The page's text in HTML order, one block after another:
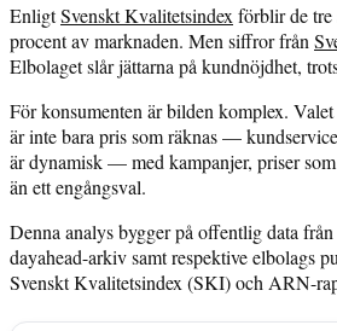
EnligtSvenskt Kvalitetsindex förblir de
procent av marknaden. Men siffror från
Elbolaget slår jättarna på kundnöjdhet,
För konsumenten är bilden komplex.
är inte bara pris som räknas —
är dynamisk — med kampanjer, priser
än ett engångsval.
Denna analys bygger på offentlig data
dayahead-arkiv samt respektive elbolags
Svenskt Kvalitetsindex (SKI) och ARN-